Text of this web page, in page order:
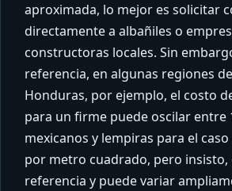
aproximada, lo mejor es solicitar
directamente a albañiles o
constructoras locales. Sin
referencia, en algunas regiones
Honduras, por ejemplo, el costo
para un firme puede oscilar entre
mexicanos y lempiras para el
por metro cuadrado, pero insisto,
referencia y puede variar